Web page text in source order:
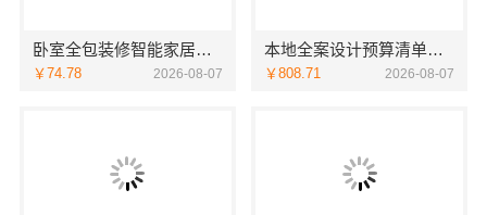
卧室全包装修智能家居，中蓝建投武功分公司设计施工
￥74.78 2026-08-07
本地全案设计预算清单创益讯建筑-湖南创益讯建筑有限公司
￥808.71 2026-08-07